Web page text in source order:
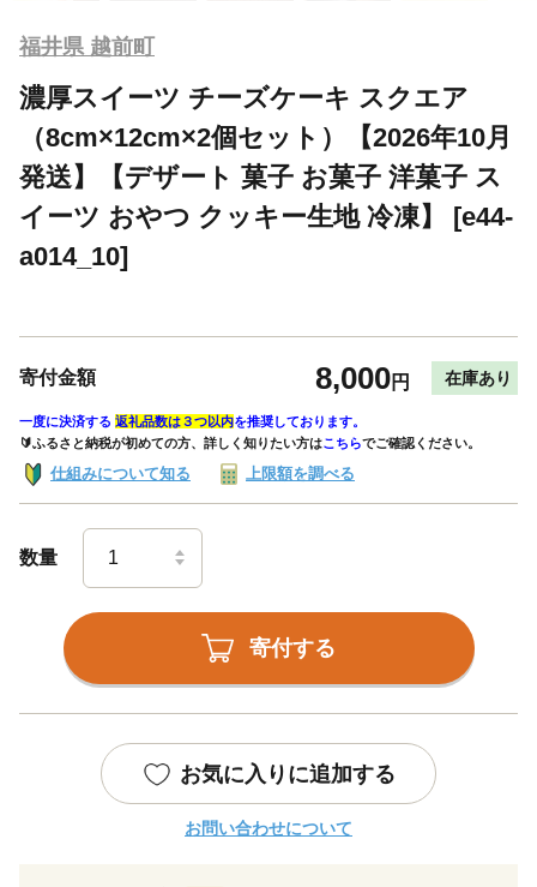
福井県 越前町
濃厚スイーツ チーズケーキ スクエア
（8cm×12cm×2個セット）【2026年10月
発送】【デザート 菓子 お菓子 洋菓子 ス
イーツ おやつ クッキー生地 冷凍】 [e44-
a014_10]
寄付金額 8,000円 在庫あり
一度に決済する 返礼品数は３つ以内を推奨しております。
🔰ふるさと納税が初めての方、詳しく知りたい方はこちらでご確認ください。
仕組みについて知る 上限額を調べる
数量
寄付する
お気に入りに追加する
お問い合わせについて